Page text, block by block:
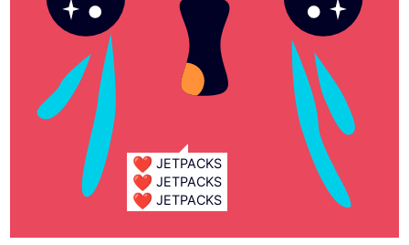
❤️ JETPACKS
❤️ JETPACKS
❤️ JETPACKS